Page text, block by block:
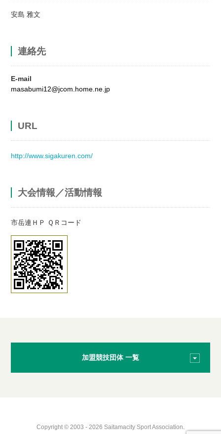
安島 雅文
連絡先
E-mail
masabumi12@jcom.home.ne.jp
URL
http://www.sigakuren.com/
大会情報／活動情報
市岳連ＨＰ ＱＲコード
加盟競技団体 一覧
Copyright © 2003 - 2026 Saitamacity Sport Association.